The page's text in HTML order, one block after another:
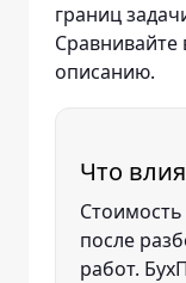
границ
описанию.
Что
после
работ.